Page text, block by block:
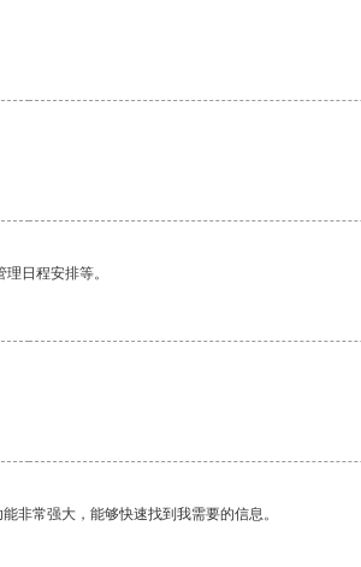
日程安排等。
非常强大，能够快速找到我需要的信息。